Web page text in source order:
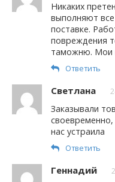
Никаких
выполняют
поставке.
повреждения
таможню. Мои
Ответить
Светлана
Заказывали
нас устраила
Ответить
Геннадий